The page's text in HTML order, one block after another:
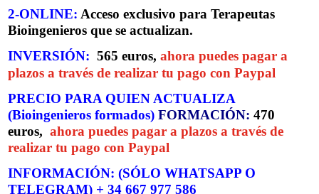
2-ONLINE: Acceso exclusivo para Terapeutas
Bioingenieros que se actualizan.
INVERSIÓN: 565 euros, ahora puedes pagar a
plazos a través de realizar tu pago con Paypal
PRECIO PARA QUIEN ACTUALIZA
(Bioingenieros formados) FORMACIÓN: 470
euros, ahora puedes pagar a plazos a través de
realizar tu pago con Paypal
INFORMACIÓN: (SÓLO WHATSAPP O
TELEGRAM) + 34 667 977 586